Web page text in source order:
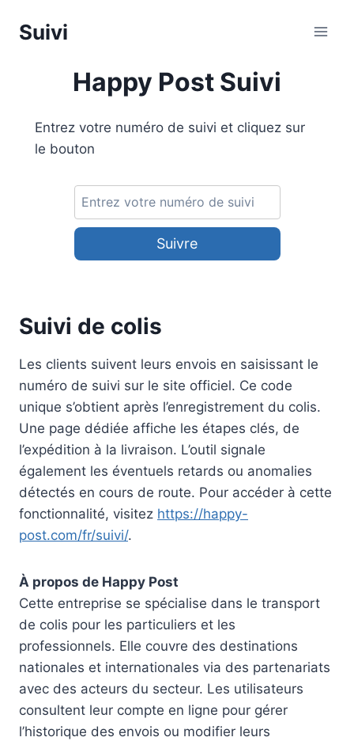
Suivi
Happy Post Suivi
Entrez votre numéro de suivi et cliquez sur
le bouton
Suivre
Suivi de colis
Les clients suivent leurs envois en saisissant le
numéro de suivi sur le site officiel. Ce code
unique s’obtient après l’enregistrement du colis.
Une page dédiée affiche les étapes clés, de
l’expédition à la livraison. L’outil signale
également les éventuels retards ou anomalies
détectés en cours de route. Pour accéder à cette
fonctionnalité, visitez https://happy-
post.com/fr/suivi/.
À propos de Happy Post
Cette entreprise se spécialise dans le transport
de colis pour les particuliers et les
professionnels. Elle couvre des destinations
nationales et internationales via des partenariats
avec des acteurs du secteur. Les utilisateurs
consultent leur compte en ligne pour gérer
l’historique des envois ou modifier leurs